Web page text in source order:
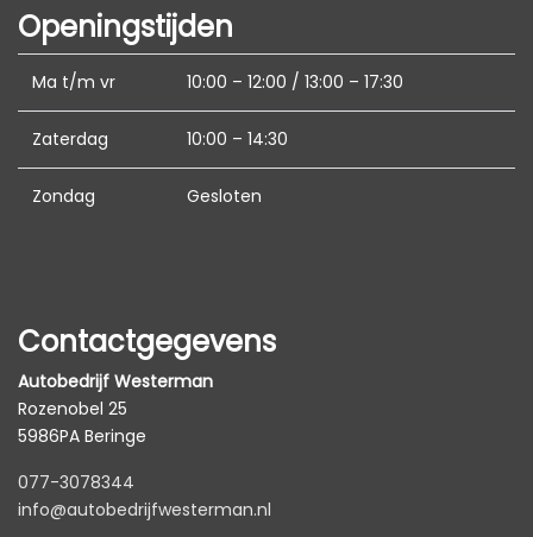
Openingstijden
Ma t/m vr 10:00 – 12:00 / 13:00 – 17:30
Zaterdag 10:00 – 14:30
Zondag Gesloten
Contactgegevens
Autobedrijf Westerman
Rozenobel 25
5986PA Beringe
077-3078344
info@autobedrijfwesterman.nl